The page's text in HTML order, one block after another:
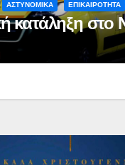
ΑΣΤΥΝΟΜΙΚΑ ΕΠΙΚΑΙΡΟΤΗΤΑ
κατάληξη στο